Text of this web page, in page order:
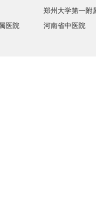
医院
郑州大学第一附
河南省中医院